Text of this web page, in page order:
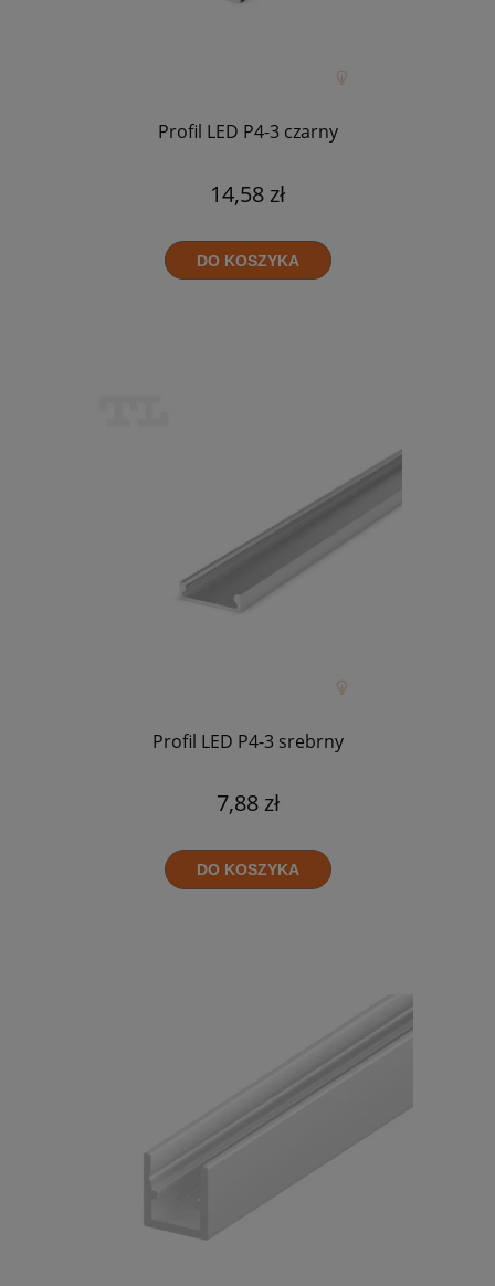
Profil LED P4-3 czarny
14,58 zł
DO KOSZYKA
Profil LED P4-3 srebrny
7,88 zł
DO KOSZYKA